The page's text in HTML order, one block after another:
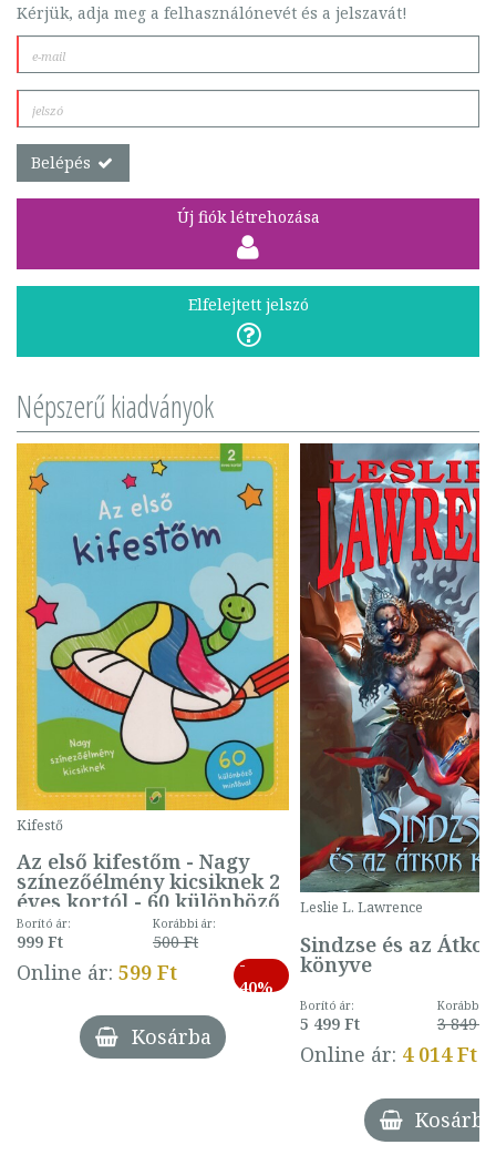
Kérjük, adja meg a felhasználónevét és a jelszavát!
Belépés
Új fiók létrehozása
Elfelejtett jelszó
Népszerű kiadványok
Kifestő
Az első kifestőm - Nagy
színezőélmény kicsiknek 2
éves kortól - 60 különböző
mintával (gombás)
Borító ár:
999 Ft
Korábbi ár:
500 Ft
Online ár: 599 Ft
-
40%
Kosárba
Leslie L. Lawrence
Sindzse és az Átkok
könyve
Borító ár:
5 499 Ft
Korábbi
3 849 Ft
Online ár: 4 014 Ft
Kosárba